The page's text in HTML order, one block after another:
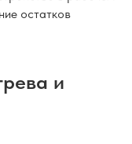
остатков
и